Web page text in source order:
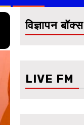
विज्ञापन बॉक्स
LIVE FM